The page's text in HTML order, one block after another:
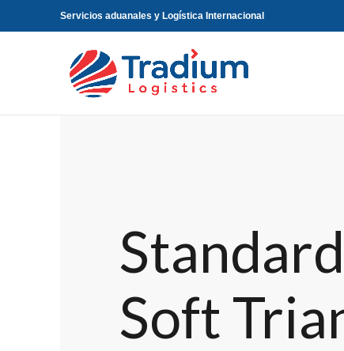
Servicios aduanales y Logística Internacional
Soft